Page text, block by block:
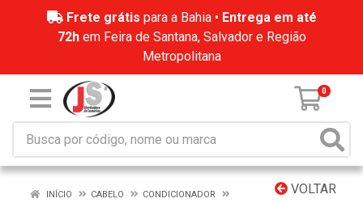
Frete grátis para a Bahia • Entrega em até
72hem Feira de Santana, Salvador e Região
Metropolitana
0
VOLTAR
INÍCIO CABELO
CONDICIONADOR